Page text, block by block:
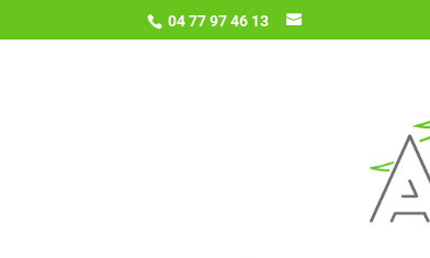
04 77 97 46 13